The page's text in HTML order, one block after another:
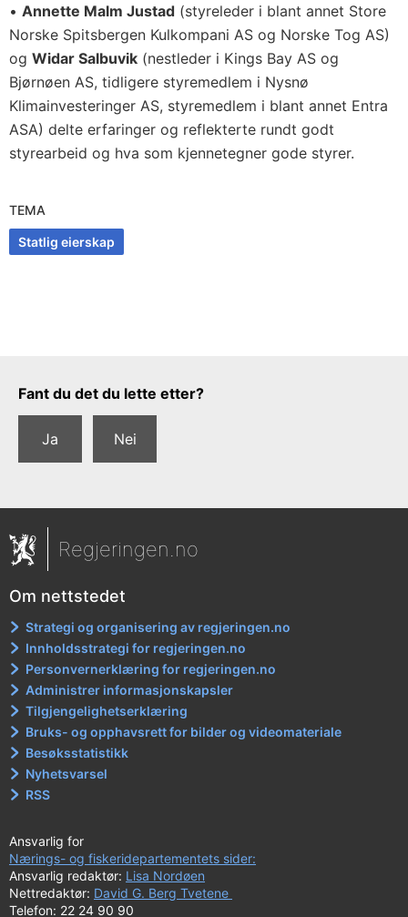
• Annette Malm Justad (styreleder i blant annet Store
Norske Spitsbergen Kulkompani AS og Norske Tog AS)
og Widar Salbuvik (nestleder i Kings Bay AS og
Bjørnøen AS, tidligere styremedlem i Nysnø
Klimainvesteringer AS, styremedlem i blant annet Entra
ASA) delte erfaringer og reflekterte rundt godt
styrearbeid og hva som kjennetegner gode styrer.
TEMA
Statlig eierskap
Tilbakemeldingsskjema
Fant du det du lette etter?
Ja Nei
Regjeringen.no
Om nettstedet
Strategi og organisering av regjeringen.no
Innholdsstrategi for regjeringen.no
Personvernerklæring for regjeringen.no
Administrer informasjonskapsler
Tilgjengelighetserklæring
Bruks- og opphavsrett for bilder og videomateriale
Besøksstatistikk
Nyhetsvarsel
RSS
Ansvarlig for
Nærings- og fiskeridepartementets sider:
Ansvarlig redaktør: Lisa Nordøen
Nettredaktør: David G. Berg Tvetene
Telefon: 22 24 90 90